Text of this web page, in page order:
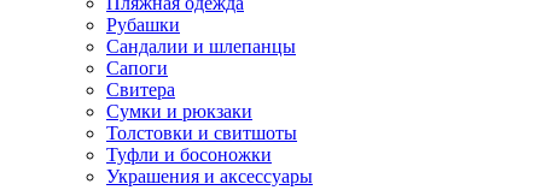
Рубашки
Сандалии и шлепанцы
Сапоги
Свитера
Сумки и рюкзаки
Толстовки и свитшоты
Туфли и босоножки
Украшения и аксессуары